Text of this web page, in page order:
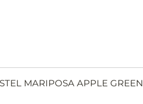
MARIPOSA APPLE GREEN